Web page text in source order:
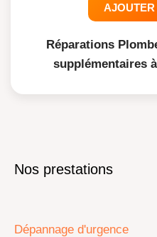
Nos prestations
Dépannage d'urgence
AJOUTER
Réparations
supplémentaires